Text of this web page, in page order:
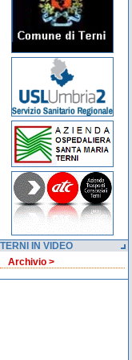
TERNI IN VIDEO
Archivio >